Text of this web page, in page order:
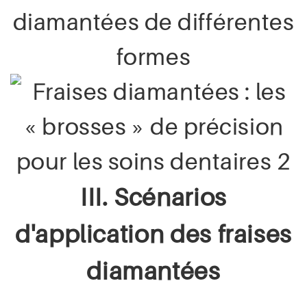
diamantées de différentes
formes
III. Scénarios
d'application des fraises
diamantées